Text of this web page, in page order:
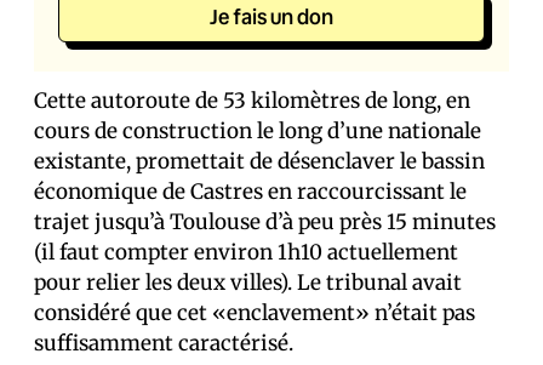
Je fais un don
Cette autoroute de 53 kilomètres de long, en
cours de construction le long d’une nationale
existante, promettait de désenclaver le bassin
économique de Castres en raccourcissant le
trajet jusqu’à Toulouse d’à peu près 15 minutes
(il faut compter environ 1h10 actuellement
pour relier les deux villes). Le tribunal avait
considéré que cet «enclavement» n’était pas
suffisamment caractérisé.